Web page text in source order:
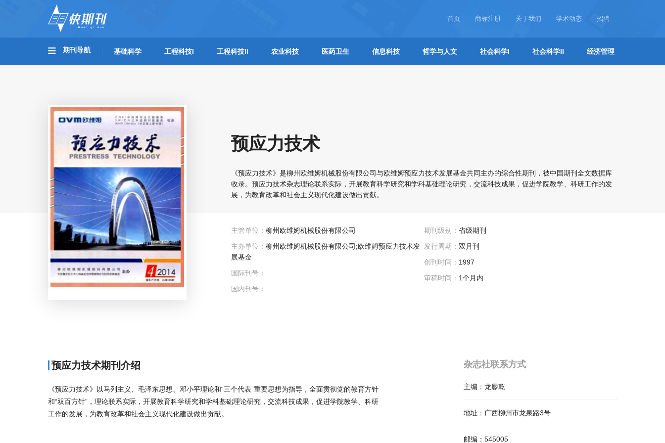
首页 商标注册 关于我们 学术动态 招聘
期刊导航 基础科学 工程科技I 工程科技II 农业科技 医药卫生 信息科技 哲学与人文 社会科学I 社会科学II 经济管理
预应力技术
《预应力技术》是柳州欧维姆机械股份有限公司与欧维姆预应力技术发展基金共同主办的综合性期刊，被中国期刊全文数据库
收录。预应力技术杂志理论联系实际，开展教育科学研究和学科基础理论研究，交流科技成果，促进学院教学、科研工作的发
展，为教育改革和社会主义现代化建设做出贡献。
主管单位： 柳州欧维姆机械股份有限公司
主办单位： 柳州欧维姆机械股份有限公司;欧维姆预应力技术发
展基金
国际刊号：
国内刊号：
期刊级别： 省级期刊
发行周期： 双月刊
创刊时间： 1997
审稿时间： 1个月内
预应力技术期刊介绍
《预应力技术》以马列主义、毛泽东思想、邓小平理论和“三个代表”重要思想为指导，全面贯彻党的教育方针
和“双百方针”，理论联系实际，开展教育科学研究和学科基础理论研究，交流科技成果，促进学院教学、科研
工作的发展，为教育改革和社会主义现代化建设做出贡献。
杂志社联系方式
主编： 龙廖乾
地址： 广西柳州市龙泉路3号
邮编： 545005